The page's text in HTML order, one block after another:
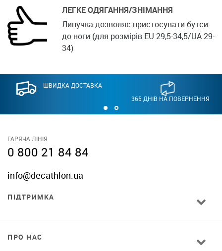
ЛЕГКЕ ОДЯГАННЯ/ЗНІМАННЯ
Липучка дозволяє пристосувати бутси
до ноги (для розмірів EU 29,5-34,5/UA 29-
34)
ШВИДКА ДОСТАВКА
365 ДНІВ НА ПОВЕРНЕННЯ
ГАРЯЧА ЛІНІЯ
0 800 21 84 84
info@decathlon.ua
ПІДТРИМКА
ПРО НАС